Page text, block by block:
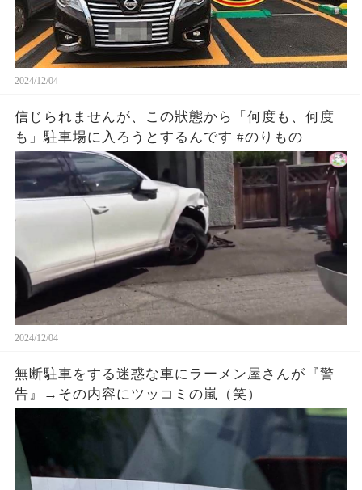
2024/12/04
信じられませんが、この狀態から「何度も、何度
も」駐車場に入ろうとするんです #のりもの
2024/12/04
無断駐車をする迷惑な車にラーメン屋さんが『警
告』→その内容にツッコミの嵐（笑）